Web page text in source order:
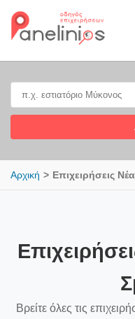
Αρχική Επιχειρήσεις
Βρείτε όλες τις